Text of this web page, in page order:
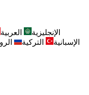
الإنجليزية العربية
الإسبانية
التركية